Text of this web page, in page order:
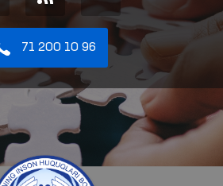
71 200 10 96